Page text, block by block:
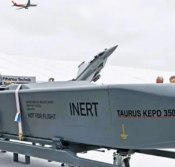
Bell Textron ABD’nin 49 adet H-1 helikopterini modernize